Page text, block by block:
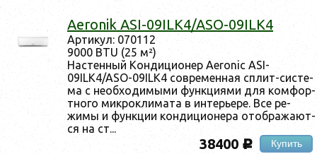
Aeronik ASI-09ILK4/ASO-09ILK4
Ар­ти­кул: 070112
9000 BTU (25 м²)
Нас­тенный Кон­ди­ци­онер Aeronic ASI-
09ILK4/ASO-09ILK4 сов­ре­мен­ная сплит-сис­те­
ма с не­об­хо­димы­ми фун­кци­ями для ком­фор­
тно­го мик­рокли­мата в ин­терь­ере. Все ре­
жимы и фун­кции кон­ди­ци­оне­ра отоб­ра­жа­ют­
ся на ст...
38400 c Купить